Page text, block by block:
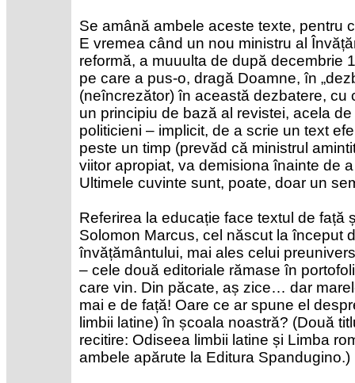
Se amână ambele aceste texte, pentru
E vremea când un nou ministru al
reformă, a muuulta de după decembrie
pe care a pus-o, dragă Doamne, în
(neîncrezător) în această dezbatere, cu
un principiu de bază al revistei, acela
politicieni – implicit, de a scrie un text
peste un timp (prevăd că ministrul
viitor apropiat, va demisiona înainte de
Ultimele cuvinte sunt, poate, doar un
Referirea la educație face textul de
Solomon Marcus, cel născut la început
învățământului, mai ales celui
– cele două editoriale rămase în
care vin. Din păcate, aș zice… dar
mai e de față! Oare ce ar spune el
limbii latine) în școala noastră? (Două
recitire: Odiseea limbii latine și Limba
ambele apărute la Editura Spandugino.)